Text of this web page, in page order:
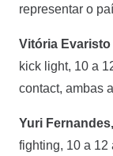
representar o
Vitória Evaristo
kick light, 10 a
contact, ambas
Yuri
fighting, 10 a 12